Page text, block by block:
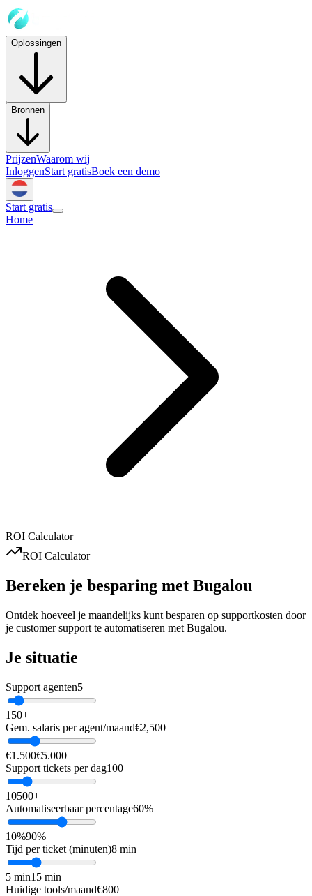
Oplossingen
Bronnen
PrijzenWaarom wij
InloggenStart gratisBoek een demo
Start gratis
Home
ROI Calculator
ROI Calculator
Bereken je besparing met Bugalou
Ontdek hoeveel je maandelijks kunt besparen op supportkosten door
je customer support te automatiseren met Bugalou.
Je situatie
Support agenten5
1 50+
Gem. salaris per agent/maand€2,500
€1.500€5.000
Support tickets per dag100
10500+
Automatiseerbaar percentage60%
10%90%
Tijd per ticket (minuten)8 min
5 min15 min
Huidige tools/maand€800